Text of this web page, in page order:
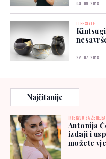
04. 09. 2018.
LIFESTYLE
27. 07. 2018.
Najčitanije
INTERVJU ZA ŽENE.BA
Antonija
izdaji i
možete